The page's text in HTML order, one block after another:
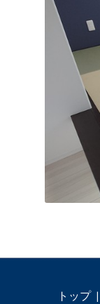
トップ